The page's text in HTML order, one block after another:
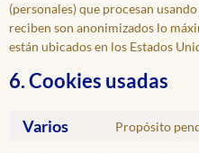
(personales) que procesan
reciben son anonimizados lo
están ubicados en los Estados
6. Cookies usadas
Varios Propósito